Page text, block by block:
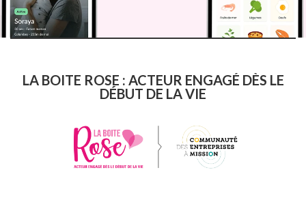
LA BOITE ROSE : ACTEUR ENGAGÉ DÈS LE
DÉBUT DE LA VIE